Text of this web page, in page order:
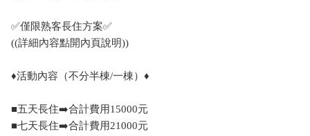
✅僅限熟客長住方案✅
((詳細內容點開內頁說明))
♦️活動內容（不分半棟/一棟）♦️
■五天長住➡️合計費用15000元
■七天長住➡️合計費用21000元